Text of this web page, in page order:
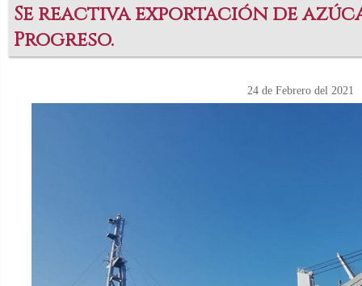
Se reactiva exportación de
Progreso.
24 de Febrero del 2021